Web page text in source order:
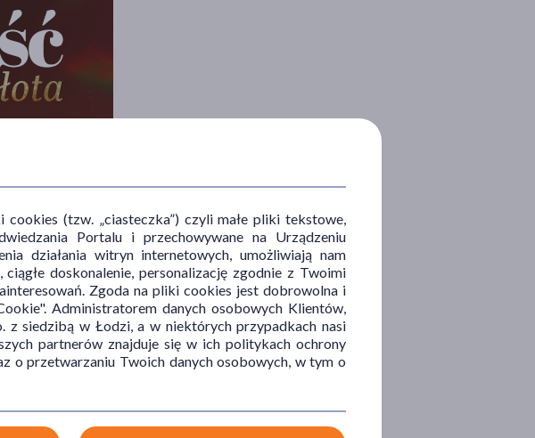
(tzw. „ciasteczka”) czyli małe pliki tekstowe,
Portalu i przechowywane na Urządzeniu
działania witryn internetowych, umożliwiają nam
doskonalenie, personalizację zgodnie z Twoimi
Zgoda na pliki cookies jest dobrowolna i
Administratorem danych osobowych Klientów,
z siedzibą w Łodzi, a w niektórych przypadkach nasi
partnerów znajduje się w ich politykach ochrony
o przetwarzaniu Twoich danych osobowych, w tym o